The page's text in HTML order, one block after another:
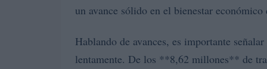
un avance sólido en el bienestar económico
Hablando de avances, es importante
lentamente. De los **8,62 millones** de